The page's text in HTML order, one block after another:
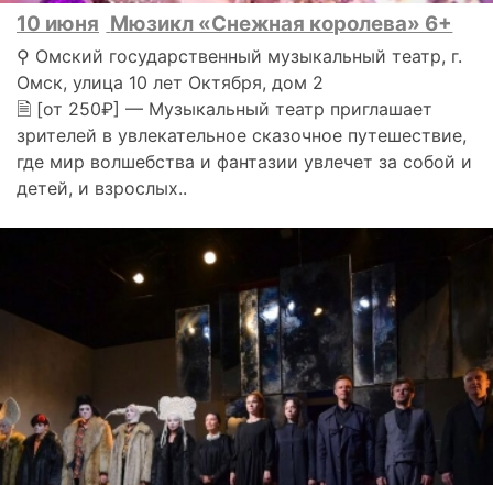
10 июня Мюзикл «Снежная королева» 6+
⚲ Омский государственный музыкальный театр, г.
Омск, улица 10 лет Октября, дом 2
🗎 [от 250₽] — Музыкальный театр приглашает
зрителей в увлекательное сказочное путешествие,
где мир волшебства и фантазии увлечет за собой и
детей, и взрослых..